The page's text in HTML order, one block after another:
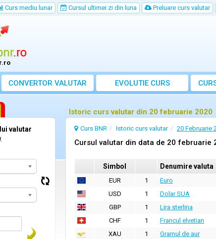
Curs mediu lunar Cursul ultimei zi din luna Preluare curs valutar
CONVERTOR VALUTAR EVOLUTIE CURS
Istoric curs valutar din 20 februarie 2020
Curs BNR Istoric curs valutar 20 Februarie
Cursul valutar din data de 20 februarie
Simbol Denumire valuta
EUR 1 Euro
USD
1 Dolar SUA
GBP
1 Lira sterlina
CHF
1 Francul elvetian
XAU
1 Gramul de aur
valutar
: